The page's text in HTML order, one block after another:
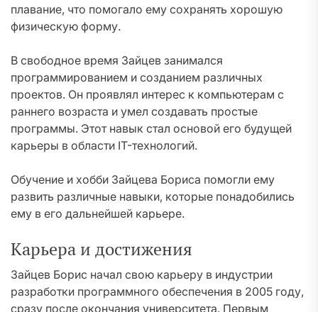
плавание, что помогало ему сохранять хорошую
физическую форму.
В свободное время Зайцев занимался
программированием и созданием различных
проектов. Он проявлял интерес к компьютерам с
раннего возраста и умел создавать простые
программы. Этот навык стал основой его будущей
карьеры в области IT-технологий.
Обучение и хобби Зайцева Бориса помогли ему
развить различные навыки, которые понадобились
ему в его дальнейшей карьере.
Карьера и достижения
Зайцев Борис начал свою карьеру в индустрии
разработки программного обеспечения в 2005 году,
сразу после окончания университета. Первым